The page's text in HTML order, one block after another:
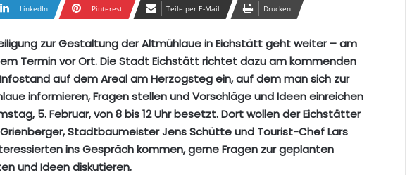
LinkedIn Pinterest Teile per E-Mail Drucken
zur Gestaltung der Altmühlaue in Eichstätt geht weiter – am
Termin vor Ort. Die Stadt Eichstätt richtet dazu am kommenden
auf dem Areal am Herzogsteg ein, auf dem man sich zur
informieren, Fragen stellen und Vorschläge und Ideen einreichen
5. Februar, von 8 bis 12 Uhr besetzt. Dort wollen der Eichstätter
Stadtbaumeister Jens Schütte und Tourist-Chef Lars
ins Gespräch kommen, gerne Fragen zur geplanten
und Ideen diskutieren.